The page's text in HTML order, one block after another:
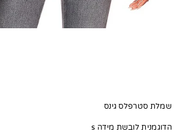
שמלת סטרפלס גינס
הדוגמנית לובשת מידה s